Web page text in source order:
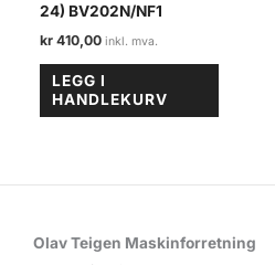
24) BV202N/NF1
kr 410,00
LEGG I
HANDLEKURV
Olav Teigen Maskinforretning